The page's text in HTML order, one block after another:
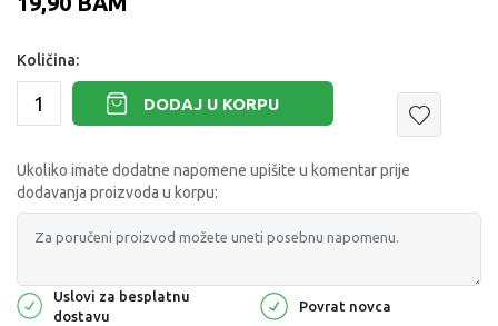
Količina:
DODAJ U KORPU
Ukoliko imate dodatne napomene upišite u komentar prije
dodavanja proizvoda u korpu:
Uslovi za besplatnu
dostavu
Povrat novca